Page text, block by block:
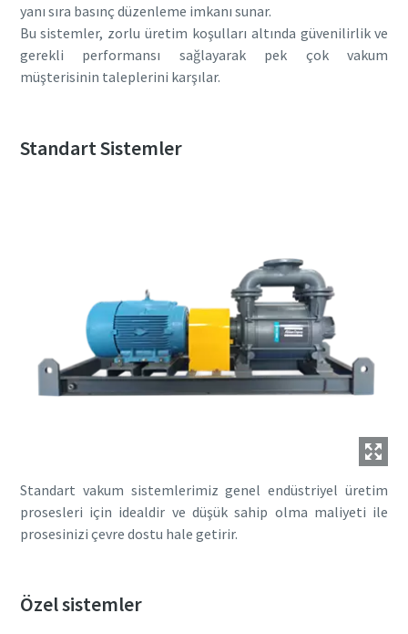
yanı sıra basınç düzenleme imkanı sunar.
Bu sistemler, zorlu üretim koşulları altında güvenilirlik ve
gerekli performansı sağlayarak pek çok vakum
müşterisinin taleplerini karşılar.
Standart Sistemler
Standart vakum sistemlerimiz genel endüstriyel üretim
prosesleri için idealdir ve düşük sahip olma maliyeti ile
prosesinizi çevre dostu hale getirir.
Özel sistemler